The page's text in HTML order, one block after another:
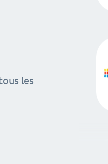
les